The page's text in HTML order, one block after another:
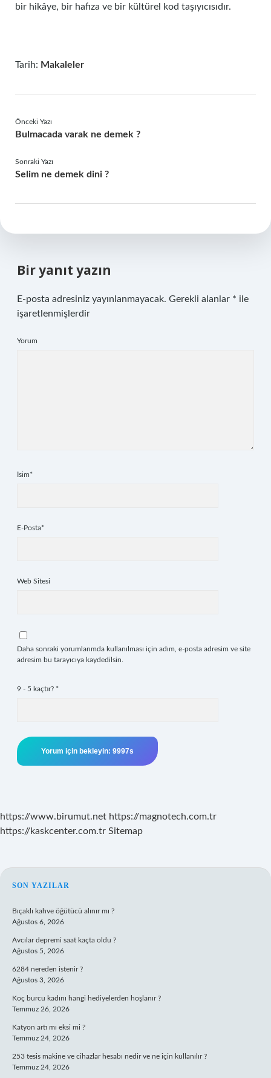
bir hikâye, bir hafıza ve bir kültürel kod taşıyıcısıdır.
Tarih: Makaleler
Önceki Yazı
Bulmacada varak ne demek ?
Sonraki Yazı
Selim ne demek dini ?
Bir yanıt yazın
E-posta adresiniz yayınlanmayacak. Gerekli alanlar * ile
işaretlenmişlerdir
Yorum
İsim*
E-Posta*
Web Sitesi
Daha sonraki yorumlarımda kullanılması için adım, e-posta adresim ve site
adresim bu tarayıcıya kaydedilsin.
9 - 5 kaçtır? *
https://www.birumut.net https://magnotech.com.tr
https://kaskcenter.com.tr Sitemap
SIDEBAR
SON YAZILAR
Bıçaklı kahve öğütücü alınır mı ?
Ağustos 6, 2026
Avcılar depremi saat kaçta oldu ?
Ağustos 5, 2026
6284 nereden istenir ?
Ağustos 3, 2026
Koç burcu kadını hangi hediyelerden hoşlanır ?
Temmuz 26, 2026
Katyon artı mı eksi mi ?
Temmuz 24, 2026
253 tesis makine ve cihazlar hesabı nedir ve ne için kullanılır ?
Temmuz 24, 2026